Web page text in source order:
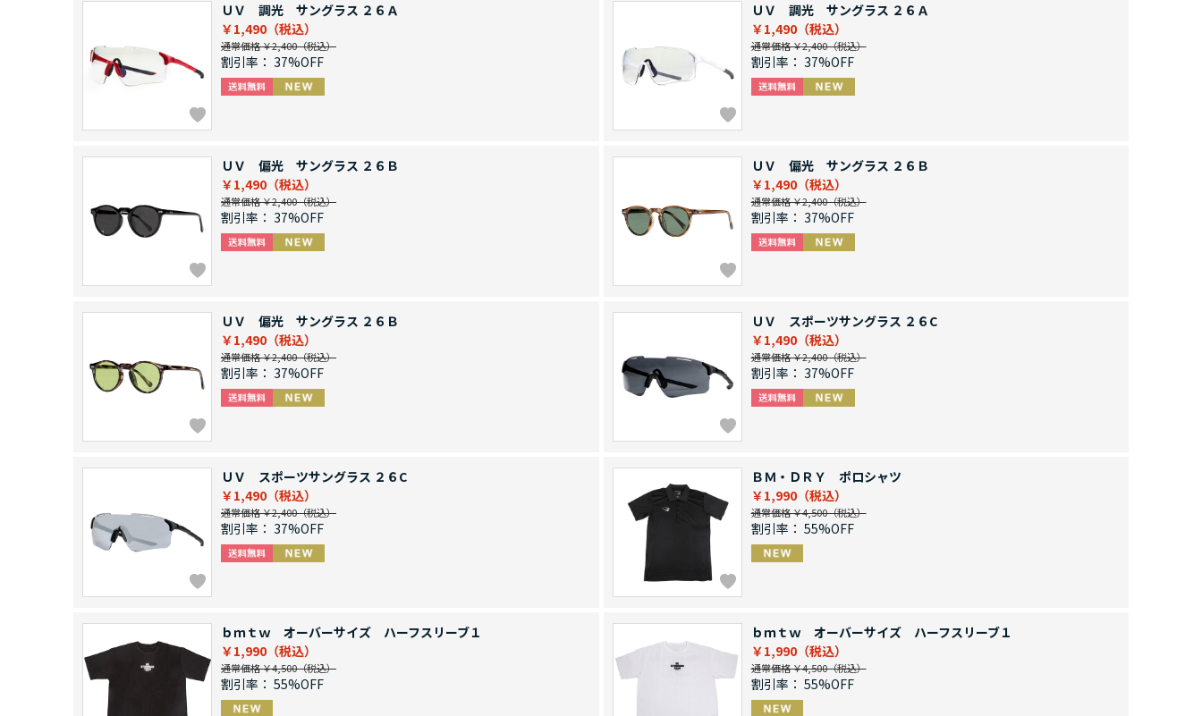
ＵＶ 調光 サングラス ２６Ａ
￥1,490
通常価格 ￥2,400
割引率： 37%OFF
ＵＶ 調光 サングラス ２６Ａ
￥1,490
通常価格 ￥2,400
割引率： 37%OFF
ＵＶ 偏光 サングラス ２６Ｂ
￥1,490
通常価格 ￥2,400
割引率： 37%OFF
ＵＶ 偏光 サングラス ２６Ｂ
￥1,490
通常価格 ￥2,400
割引率： 37%OFF
ＵＶ 偏光 サングラス ２６Ｂ
￥1,490
通常価格 ￥2,400
割引率： 37%OFF
ＵＶ スポーツサングラス ２６C
￥1,490
通常価格 ￥2,400
割引率： 37%OFF
ＵＶ スポーツサングラス ２６C
￥1,490
通常価格 ￥2,400
割引率： 37%OFF
ＢＭ・ＤＲＹ ポロシャツ
￥1,990
通常価格 ￥4,500
割引率： 55%OFF
ｂｍｔｗ オーバーサイズ ハーフスリーブ１
￥1,990
通常価格 ￥4,500
割引率： 55%OFF
ｂｍｔｗ オーバーサイズ ハーフスリーブ１
￥1,990
通常価格 ￥4,500
割引率： 55%OFF